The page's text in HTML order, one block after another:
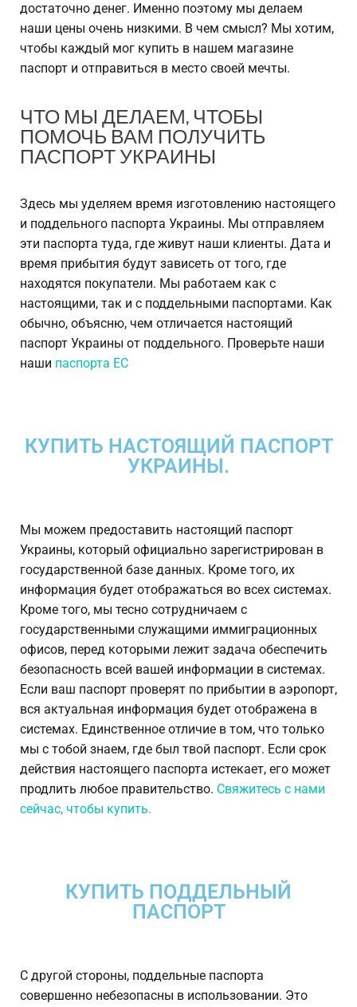
достаточно денег. Именно поэтому мы делаем
наши цены очень низкими. В чем смысл? Мы хотим,
чтобы каждый мог купить в нашем магазине
паспорт и отправиться в место своей мечты.
ЧТО МЫ ДЕЛАЕМ, ЧТОБЫ
ПОМОЧЬ ВАМ ПОЛУЧИТЬ
ПАСПОРТ УКРАИНЫ
Здесь мы уделяем время изготовлению настоящего
и поддельного паспорта Украины. Мы отправляем
эти паспорта туда, где живут наши клиенты. Дата и
время прибытия будут зависеть от того, где
находятся покупатели. Мы работаем как с
настоящими, так и с поддельными паспортами. Как
обычно, объясню, чем отличается настоящий
паспорт Украины от поддельного. Проверьте наши
наши паспорта ЕС
КУПИТЬ НАСТОЯЩИЙ ПАСПОРТ
УКРАИНЫ.
Мы можем предоставить настоящий паспорт
Украины, который официально зарегистрирован в
государственной базе данных. Кроме того, их
информация будет отображаться во всех системах.
Кроме того, мы тесно сотрудничаем с
государственными служащими иммиграционных
офисов, перед которыми лежит задача обеспечить
безопасность всей вашей информации в системах.
Если ваш паспорт проверят по прибытии в аэропорт,
вся актуальная информация будет отображена в
системах. Единственное отличие в том, что только
мы с тобой знаем, где был твой паспорт. Если срок
действия настоящего паспорта истекает, его может
продлить любое правительство. Свяжитесь с нами
сейчас, чтобы купить.
КУПИТЬ ПОДДЕЛЬНЫЙ
ПАСПОРТ
С другой стороны, поддельные паспорта
совершенно небезопасны в использовании. Это